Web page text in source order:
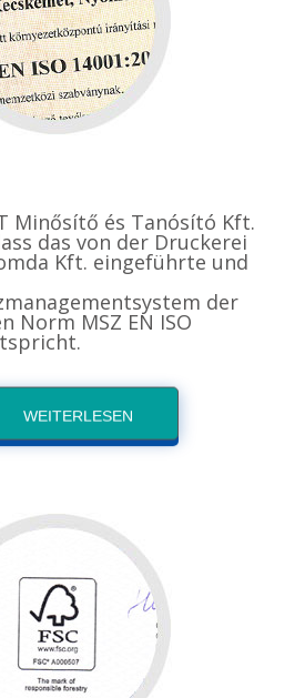
Minősítő és Tanósító Kft.
das von der Druckerei
Kft. eingeführte und
der
Norm MSZ EN ISO
WEITERLESEN